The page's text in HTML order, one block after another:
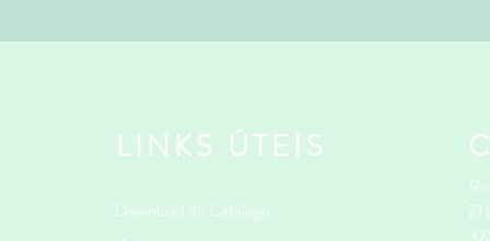
LINKS ÚTEIS
Download do Catálogo
ZI